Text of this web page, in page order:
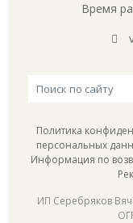
Время
Политика
персональных
Информация по
ИП Серебряков